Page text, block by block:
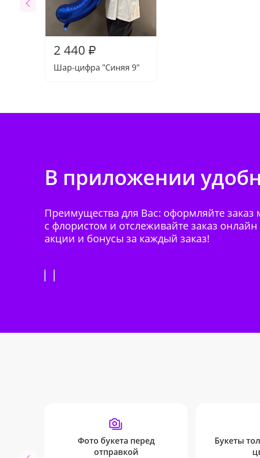
2 440 ₽
Шар-цифра "Синяя 9"
В приложении
Преимущества для Вас: оформляйте заказ
с флористом и отслеживайте заказ
акции и бонусы за каждый заказ!
Фото букета перед
отправкой
Букеты